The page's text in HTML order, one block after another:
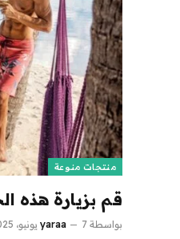
منتجات منوعة
قم بزيارة هذه
بواسطة yaraa 7 يونيو، 2025